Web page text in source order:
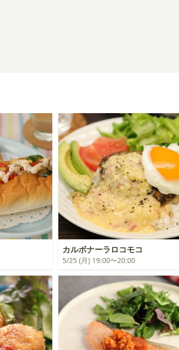
カルボナーラロコモコ
5/25 (月) 19:00〜20:00